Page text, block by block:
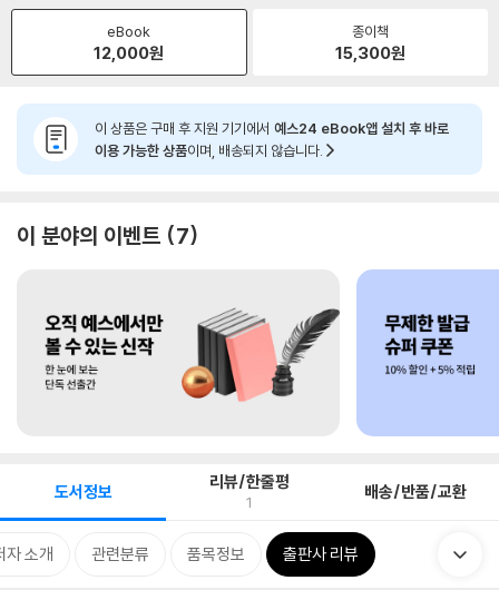
eBook
12,000원
종이책
15,300원
이 상품은 구매 후 지원 기기에서 예스24 eBook앱 설치 후 바로
이용 가능한 상품이며, 배송되지 않습니다.
이 분야의 이벤트 7
도서정보 리뷰/한줄평
1 배송/반품/교환
자 소개 관련분류 품목정보 출판사 리뷰